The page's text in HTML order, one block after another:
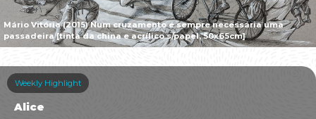
Mário Vitória (2015) Num cruzamento é sempre necessária uma
passadeira [tinta da china e acrílico s/papel, 50x65cm]
Weekly Highlight
Alice